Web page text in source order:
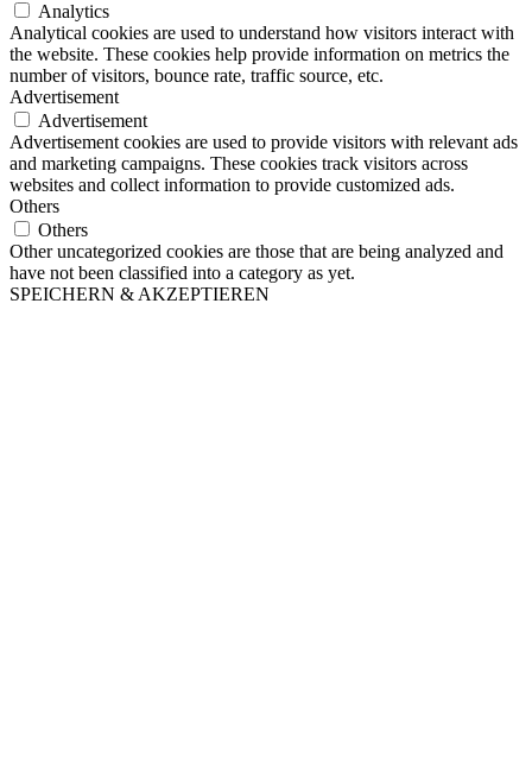
Analytics
Analytical cookies are used to understand how visitors interact with
the website. These cookies help provide information on metrics the
number of visitors, bounce rate, traffic source, etc.
Advertisement
Advertisement
Advertisement cookies are used to provide visitors with relevant ads
and marketing campaigns. These cookies track visitors across
websites and collect information to provide customized ads.
Others
Others
Other uncategorized cookies are those that are being analyzed and
have not been classified into a category as yet.
SPEICHERN & AKZEPTIEREN